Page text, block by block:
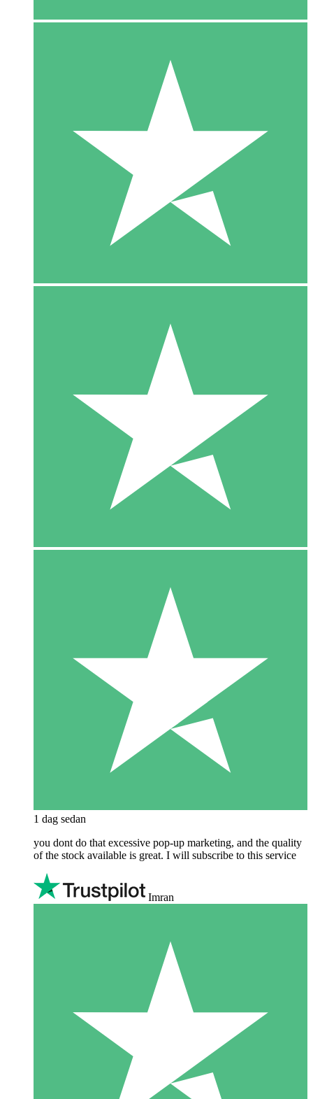
1 dag sedan
you dont do that excessive pop-up marketing, and the quality
of the stock available is great. I will subscribe to this service
Imran